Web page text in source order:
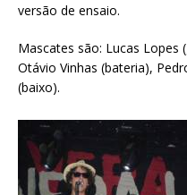
versão de ensaio.
Mascates são: Lucas Lopes
Otávio Vinhas (bateria),
(baixo).